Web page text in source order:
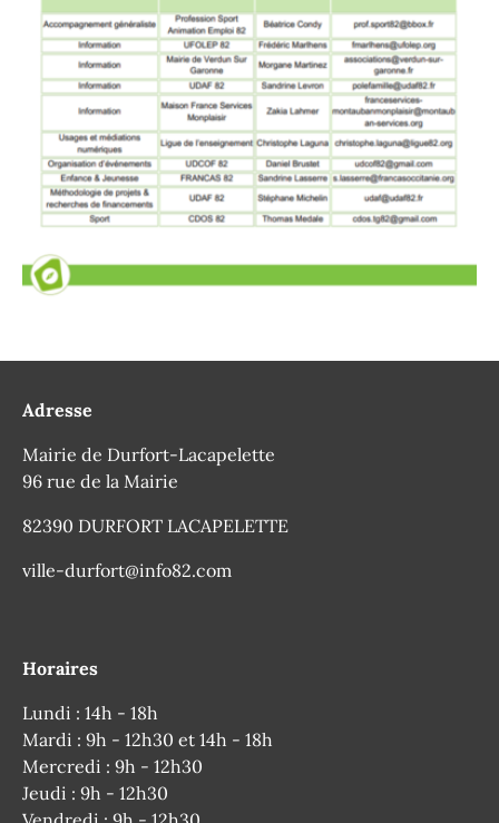
Adresse
Mairie de Durfort-Lacapelette
96 rue de la Mairie
82390 DURFORT LACAPELETTE
ville-durfort@info82.com
Horaires
Lundi : 14h - 18h
Mardi : 9h - 12h30 et 14h - 18h
Mercredi : 9h - 12h30
Jeudi : 9h - 12h30